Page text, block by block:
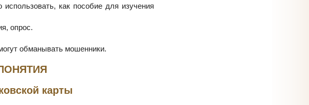
как пособие для изучения
опрос.
обманывать мошенники.
карты